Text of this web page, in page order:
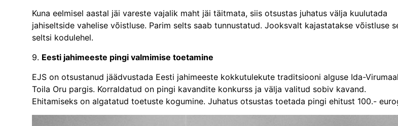
Kuna eelmisel aastal jäi vareste vajalik maht jäi täitmata, siis otsustas juhatus välja kuulutada
jahiseltside vahelise võistluse. Parim selts saab tunnustatud. Jooksvalt kajastatakse võistluse
seltsi kodulehel.
9. Eesti jahimeeste pingi valmimise toetamine
EJS on otsustanud jäädvustada Eesti jahimeeste kokkutulekute traditsiooni alguse Ida-Virumaal
Toila Oru pargis. Korraldatud on pingi kavandite konkurss ja välja valitud sobiv kavand.
Ehitamiseks on algatatud toetuste kogumine. Juhatus otsustas toetada pingi ehitust 100.-